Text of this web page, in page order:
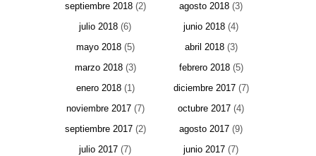
septiembre 2018(2) agosto 2018 (3)
julio 2018 (6) junio 2018 (4)
mayo 2018(5) abril 2018(3)
marzo 2018(3) febrero 2018(5)
enero 2018(1) diciembre 2017(7)
noviembre 2017(7) octubre 2017 (4)
septiembre 2017(2) agosto 2017 (9)
julio 2017 (7) junio 2017 (7)